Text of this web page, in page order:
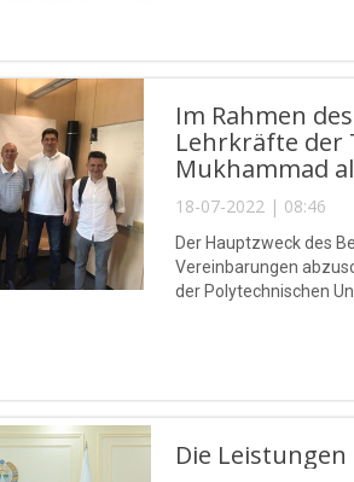
Im Rahmen
Lehrkräfte der
Mukhammad
18-07-2022 | 08:46
Der Hauptzweck des
Vereinbarungen
der Polytechnischen
Die